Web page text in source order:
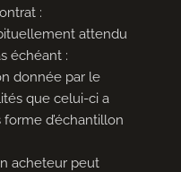
:
attendu
échéant :
donnée par le
que celui-ci a
forme d’échantillon
acheteur peut